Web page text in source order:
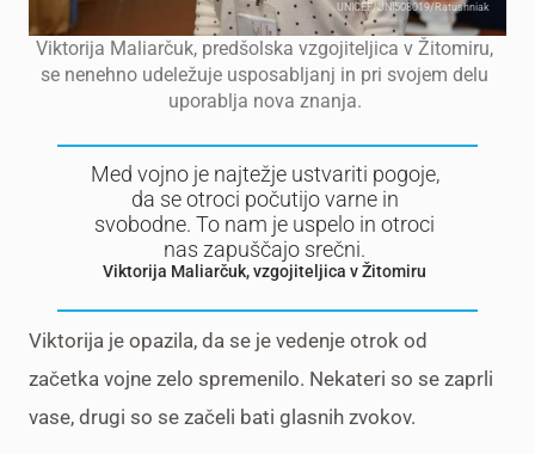
UNICEF/UNI508019/Ratushniak
Viktorija Maliarčuk, predšolska vzgojiteljica v Žitomiru,
se nenehno udeležuje usposabljanj in pri svojem delu
uporablja nova znanja.
Med vojno je najtežje ustvariti pogoje,
da se otroci počutijo varne in
svobodne. To nam je uspelo in otroci
nas zapuščajo srečni.
Viktorija Maliarčuk, vzgojiteljica v Žitomiru
Viktorija je opazila, da se je vedenje otrok od
začetka vojne zelo spremenilo. Nekateri so se zaprli
vase, drugi so se začeli bati glasnih zvokov.